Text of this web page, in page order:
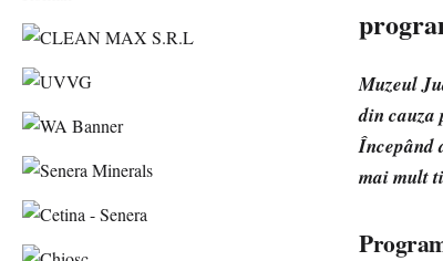
Muzeul
din
Începând
mai mult